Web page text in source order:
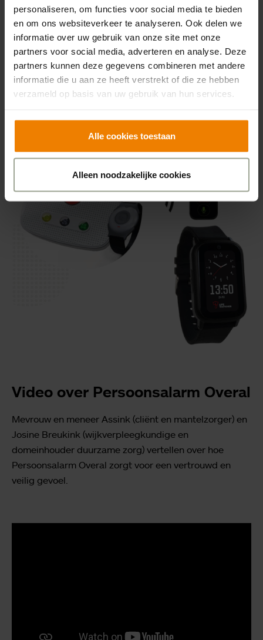
personaliseren, om functies voor social media te bieden
en om ons websiteverkeer te analyseren. Ook delen we
informatie over uw gebruik van onze site met onze
partners voor social media, adverteren en analyse. Deze
partners kunnen deze gegevens combineren met andere
informatie die u aan ze heeft verstrekt of die ze hebben
verzameld op basis van uw gebruik van hun services.
Alle cookies toestaan
Alleen noodzakelijke cookies
Video over Persoonsalarm Overal
Mevrouw en meneer Assink (cliënt en mantelzorger) en
Josine Breukink (wijkverpleegkundige en
domeinhouder duurzame zorg) vertellen over hoe
Persoonsalarm Overal zorgt voor een vertrouwd en
veilig gevoel.